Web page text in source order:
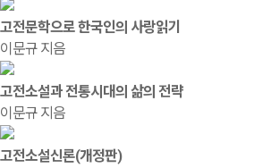
고전문학으로 한국인의 사랑읽기
이문규 지음
고전소설과 전통시대의 삶의 전략
이문규 지음
고전소설신론(개정판)